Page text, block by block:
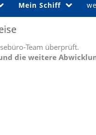
Mein Schiff
Team überprüft.
die weitere